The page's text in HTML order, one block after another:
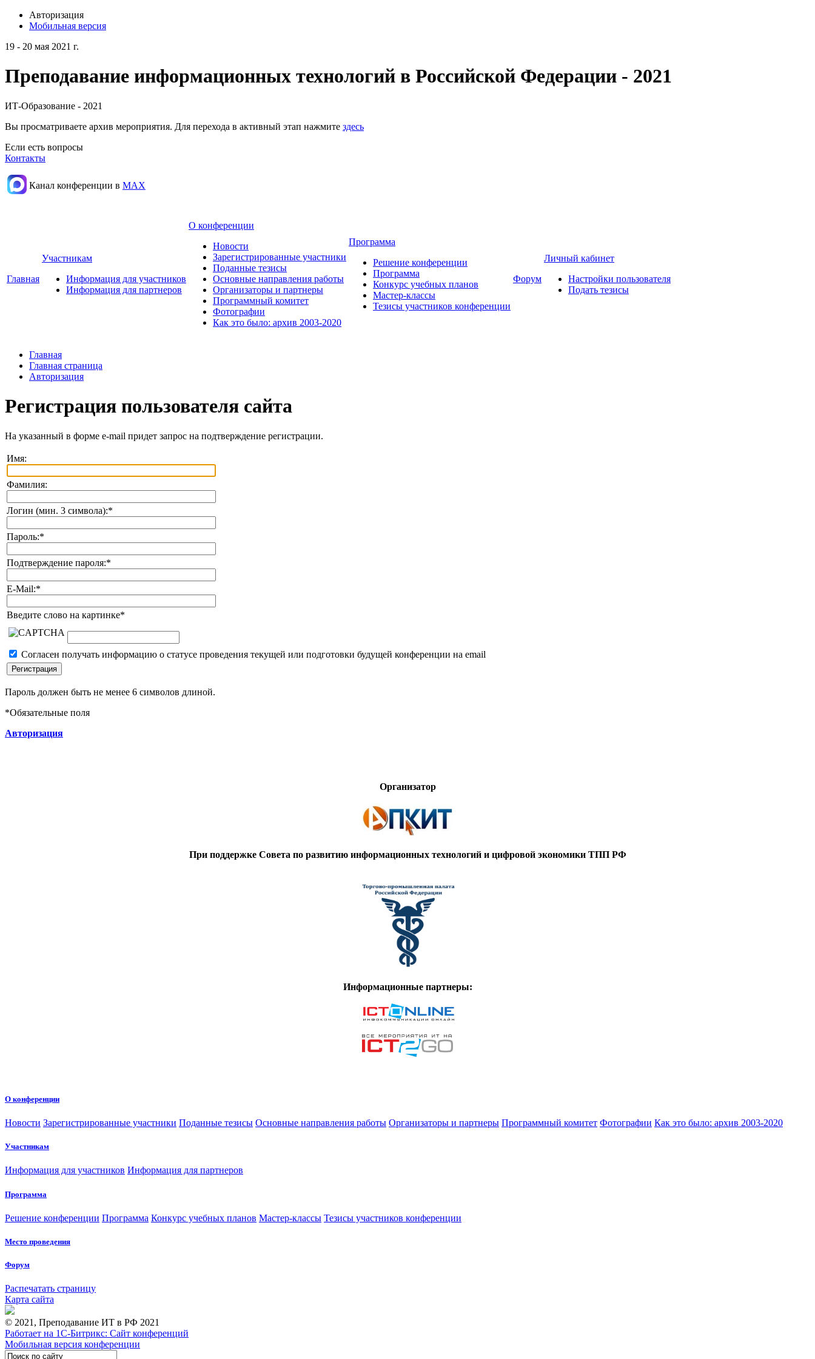
Авторизация
Мобильная версия
19 - 20 мая 2021 г.
Преподавание информационных технологий в Российской Федерации - 2021
ИТ-Образование - 2021
Вы просматриваете архив мероприятия. Для перехода в активный этап нажмите здесь
Если есть вопросы
Контакты
Канал конференции в МАХ
Главная
Участникам
Информация для участников
Информация для партнеров
О конференции
Новости
Зарегистрированные участники
Поданные тезисы
Основные направления работы
Организаторы и партнеры
Программный комитет
Фотографии
Как это было: архив 2003-2020
Программа
Решение конференции
Программа
Конкурс учебных планов
Мастер-классы
Тезисы участников конференции
Форум
Личный кабинет
Настройки пользователя
Подать тезисы
Главная
Главная страница
Авторизация
Регистрация пользователя сайта
На указанный в форме e-mail придет запрос на подтверждение регистрации.
Имя:
Фамилия:
Логин (мин. 3 символа):*
Пароль:*
Подтверждение пароля:*
E-Mail:*
Введите слово на картинке*
Согласен получать информацию о статусе проведения текущей или подготовки будущей конференции на email
Пароль должен быть не менее 6 символов длиной.
*Обязательные поля
Авторизация
Организатор
При поддержке Совета по развитию информационных технологий и цифровой экономики ТПП РФ
Информационные партнеры:
О конференции
Новости Зарегистрированные участники Поданные тезисы Основные направления работы Организаторы и партнеры Программный комитет Фотографии Как это было: архив 2003-2020
Участникам
Информация для участников Информация для партнеров
Программа
Решение конференции Программа Конкурс учебных планов Мастер-классы Тезисы участников конференции
Место проведения
Форум
Распечатать страницу
Карта сайта
© 2021, Преподавание ИТ в РФ 2021
Работает на 1С-Битрикс: Сайт конференций
Мобильная версия конференции